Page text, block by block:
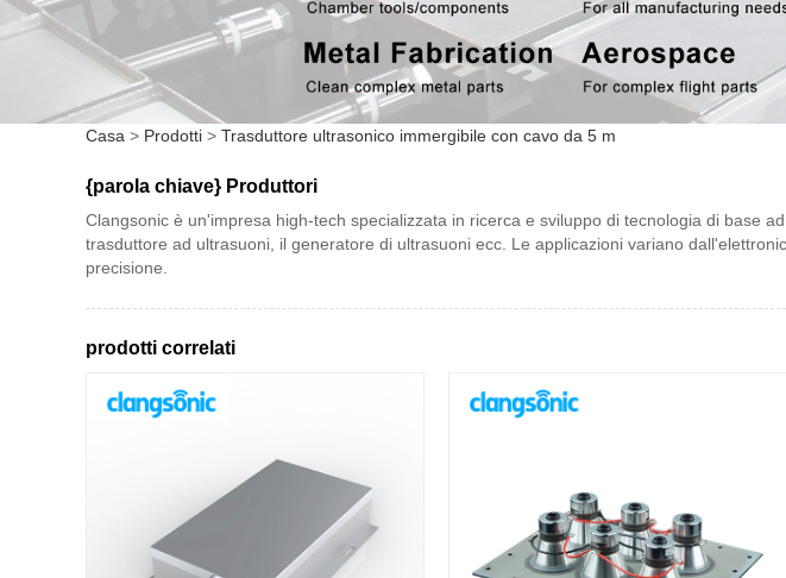
Casa > Prodotti > Trasduttore ultrasonico immergibile con cavo da 5 m
{parola chiave} Produttori
Clangsonic è un'impresa high-tech specializzata in ricerca e sviluppo di tecnologia di base
trasduttore ad ultrasuoni, il generatore di ultrasuoni ecc. Le applicazioni variano
precisione.
prodotti correlati